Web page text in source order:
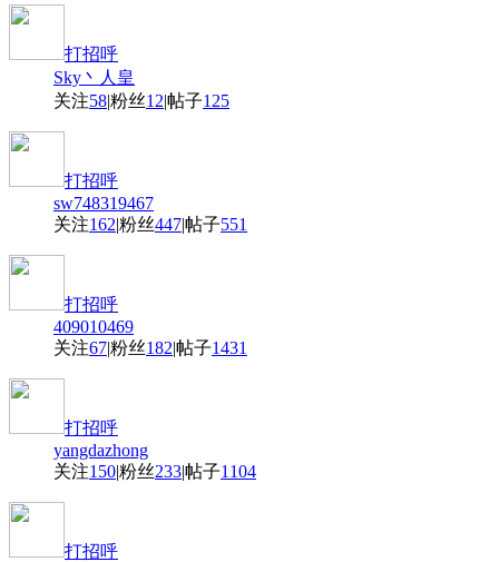
打招呼
Sky丶人皇
关注58|粉丝12|帖子125
打招呼
sw748319467
关注162|粉丝447|帖子551
打招呼
409010469
关注67|粉丝182|帖子1431
打招呼
yangdazhong
关注150|粉丝233|帖子1104
打招呼